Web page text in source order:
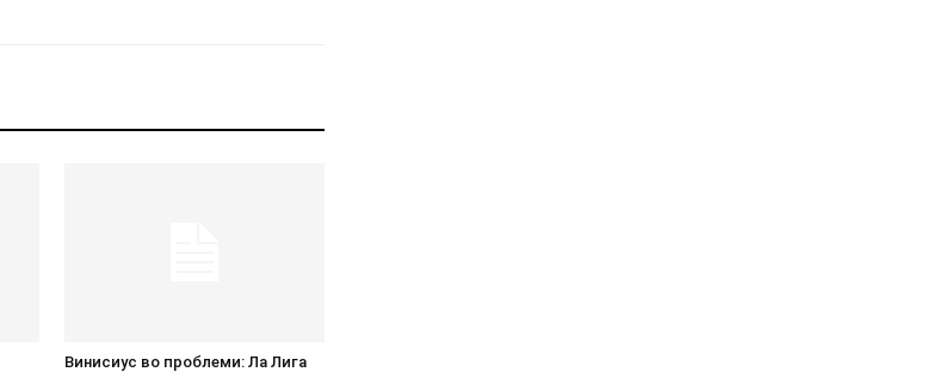
Винисиус во проблеми: Ла Лига